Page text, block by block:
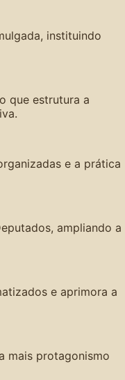
instituindo
que estrutura a
e a prática
ampliando a
e aprimora a
mais protagonismo